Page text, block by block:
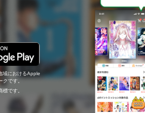
域におけるApple
です。
です。